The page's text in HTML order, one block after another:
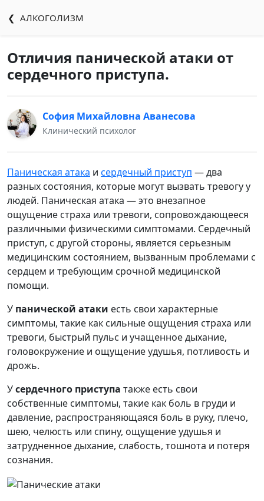
❮ АЛКОГОЛИЗМ
Отличия панической атаки от
сердечного приступа.
София Михайловна Аванесова
Клинический психолог
Паническая атака и сердечный приступ — два
разных состояния, которые могут вызвать тревогу у
людей. Паническая атака — это внезапное
ощущение страха или тревоги, сопровождающееся
различными физическими симптомами. Сердечный
приступ, с другой стороны, является серьезным
медицинским состоянием, вызванным проблемами с
сердцем и требующим срочной медицинской
помощи.
У панической атаки есть свои характерные
симптомы, такие как сильные ощущения страха или
тревоги, быстрый пульс и учащенное дыхание,
головокружение и ощущение удушья, потливость и
дрожь.
Усердечного приступа также есть свои
собственные симптомы, такие как боль в груди и
давление, распространяющаяся боль в руку, плечо,
шею, челюсть или спину, ощущение удушья и
затрудненное дыхание, слабость, тошнота и потеря
сознания.